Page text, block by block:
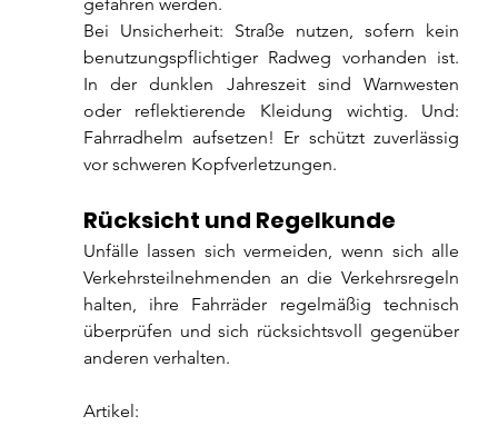
Bei Unsicherheit: Straße nutzen, sofern kein
benutzungspflichtiger Radweg vorhanden ist.
In der dunklen Jahreszeit sind Warnwesten
oder reflektierende Kleidung wichtig. Und:
Fahrradhelm aufsetzen! Er schützt zuverlässig
vor schweren Kopfverletzungen.
Rücksicht und Regelkunde
Unfälle lassen sich vermeiden, wenn sich alle
Verkehrsteilnehmenden an die Verkehrsregeln
halten, ihre Fahrräder regelmäßig technisch
überprüfen und sich rücksichtsvoll gegenüber
anderen verhalten.